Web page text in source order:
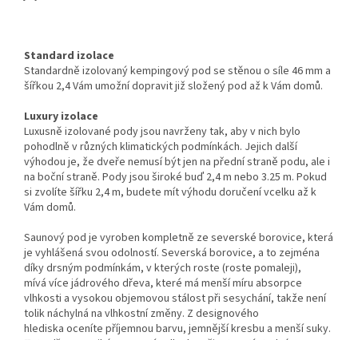
Standard izolace
Standardně izolovaný kempingový pod se stěnou o síle 46 mm a
šířkou 2,4 Vám umožní dopravit již složený pod až k Vám domů.
Luxury izolace
Luxusně izolované pody jsou navrženy tak, aby v nich bylo
pohodlně v různých klimatických podmínkách. Jejich další
výhodou je, že dveře nemusí být jen na přední straně podu, ale i
na boční straně. Pody jsou široké buď 2,4 m nebo 3.25 m. Pokud
si zvolíte šířku 2,4 m, budete mít výhodu doručení vcelku až k
Vám domů.
Saunový pod je vyroben kompletně ze severské borovice, která
je vyhlášená svou odolností. Severská borovice, a to zejména
díky drsným podmínkám, v kterých roste (roste pomaleji),
mívá více jádrového dřeva, které má menší míru absorpce
vlhkosti a vysokou objemovou stálost při sesychání, takže není
tolik náchylná na vlhkostní změny. Z designového
hlediska oceníte příjemnou barvu, jemnější kresbu a menší suky.